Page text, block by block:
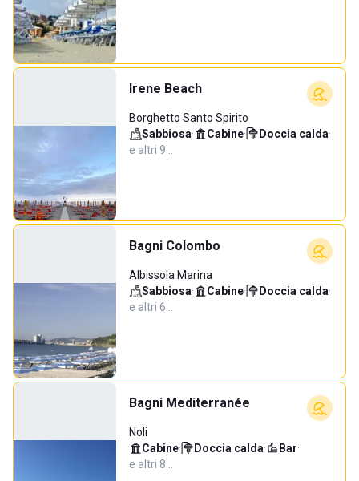
Irene Beach
Borghetto Santo Spirito
Sabbiosa· Cabine· Doccia calda·
e altri 9…
Bagni Colombo
Albissola Marina
Sabbiosa· Cabine· Doccia calda·
e altri 6…
Bagni Mediterranée
Noli
Cabine· Doccia calda· Bar·
e altri 8…